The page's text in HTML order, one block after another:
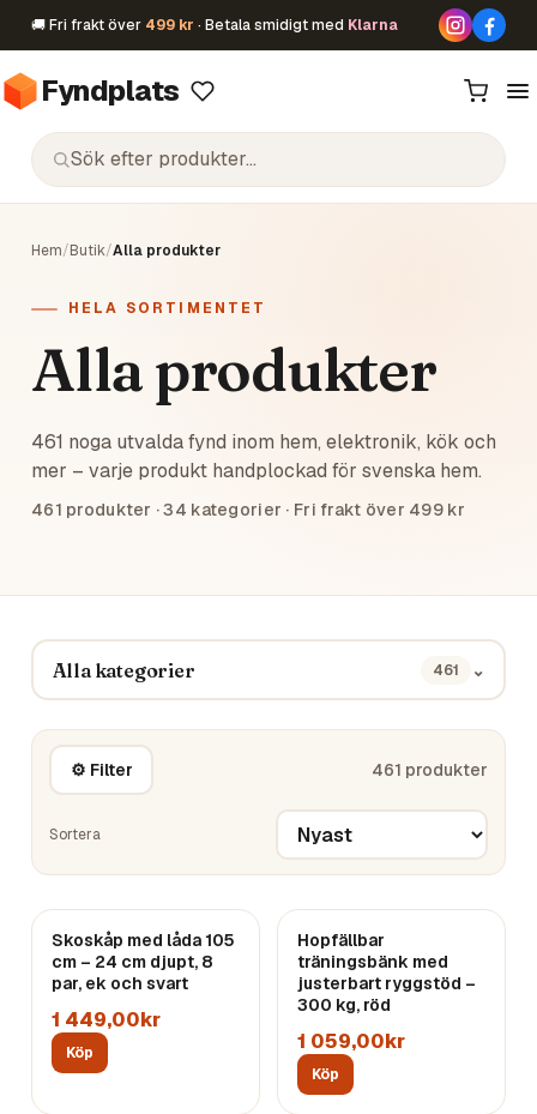
🚚 Fri frakt över 499 kr · Betala smidigt med Klarna
Fyndplats
Hem/Butik/Alla produkter
HELA SORTIMENTET
Alla produkter
461 noga utvalda fynd inom hem, elektronik, kök och
mer – varje produkt handplockad för svenska hem.
461 produkter ·34 kategorier · Fri frakt över 499 kr
Alla kategorier 461 ⌄
⚙ Filter 461 produkter
Sortera
Skoskåp med låda 105
cm – 24 cm djupt, 8
par, ek och svart
1 449,00kr
Köp
Hopfällbar
träningsbänk med
justerbart ryggstöd –
300 kg, röd
1 059,00kr
Köp